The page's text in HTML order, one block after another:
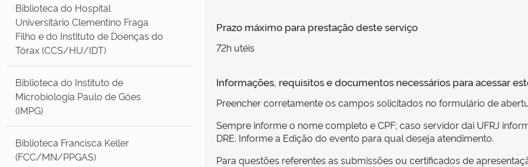
Biblioteca do Hospital
Universitário Clementino Fraga
Filho e do Instituto de Doenças do
Tórax (CCS/HU/IDT)
Biblioteca do Instituto de
Microbiologia Paulo de Góes
(IMPG)
Biblioteca Francisca Keller
(FCC/MN/PPGAS)
Prazo máximo para prestação deste serviço
72h utéis
Informações, requisitos e documentos necessários para acessar
Preencher corretamente os campos solicitados no formulário de
Sempre informe o nome completo e CPF; caso servidor dai UFRJ
DRE. Informe a Edição do evento para qual deseja atendimento.
Para questões referentes as submissões ou certificados de